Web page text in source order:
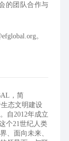
。
，简
态文明建设
自2012年成立
个21世纪人类
、面向未来、